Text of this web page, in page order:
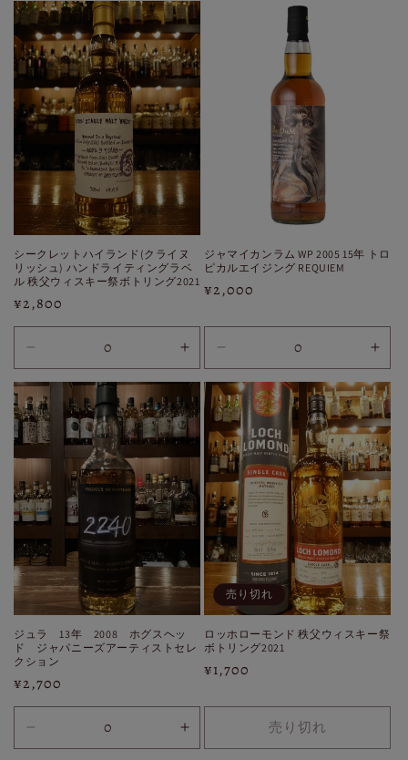
数
量
を
減
ら
す
数
量
を
増
や
す
シークレットハイランド(クライヌ
リッシュ) ハンドライティングラベ
ル 秩父ウィスキー祭ボトリング2021
通
常
価
格
¥2,800
数
量
を
減
ら
す
30ml
数
量
を
増
や
す
ジャマイカンラム WP 2005 15年 トロ
ピカルエイジング REQUIEM
通
価
格
¥2,000
数
量
を
減
ら
す
30ml
数
量
を
増
や
す
ジュラ 13年 2008 ホグスヘッ
ド ジャパニーズアーティストセレ
クション
通
常
価
格
¥2,700
30ml
売り切れ
ロッホローモンド 秩父ウィスキー祭
ボトリング2021
通
価
¥1,700
売り切れ